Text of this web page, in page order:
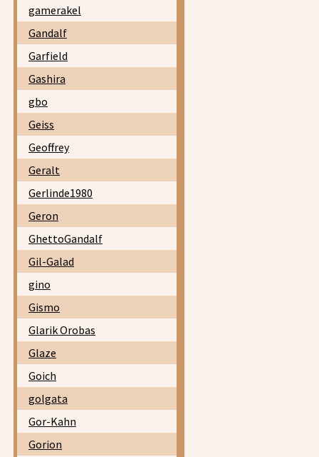
gamerakel
Gandalf
Garfield
Gashira
gbo
Geiss
Geoffrey
Geralt
Gerlinde1980
Geron
GhettoGandalf
Gil-Galad
gino
Gismo
Glarik Orobas
Glaze
Goich
golgata
Gor-Kahn
Gorion